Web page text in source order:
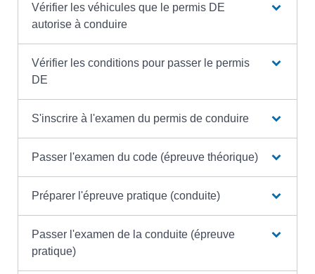
Vérifier les véhicules que le permis DE
autorise à conduire
Vérifier les conditions pour passer le permis
DE
S'inscrire à l'examen du permis de conduire
Passer l'examen du code (épreuve théorique)
Préparer l'épreuve pratique (conduite)
Passer l'examen de la conduite (épreuve
pratique)